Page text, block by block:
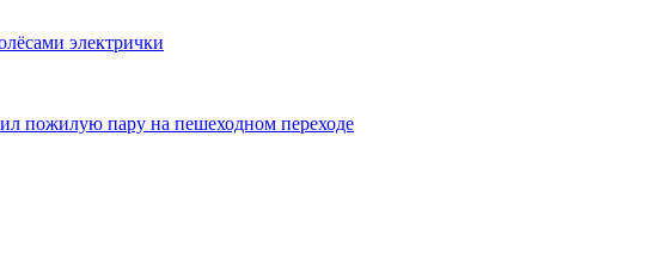
электрички
пожилую пару на пешеходном переходе